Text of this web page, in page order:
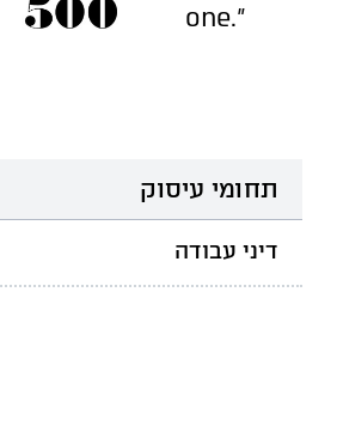
one.”
תחומי עיסוק
דיני עבודה